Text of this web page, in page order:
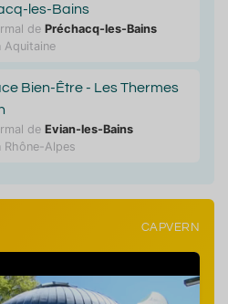
les-Bains
de Préchacq-les-Bains
Aquitaine
Bien-Être - Les Thermes
de Evian-les-Bains
Rhône-Alpes
CAPVERN